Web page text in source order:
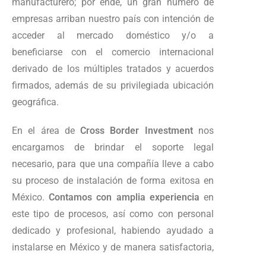
manufacturero; por ende, un gran número de
empresas arriban nuestro país con intención de
acceder al mercado doméstico y/o a
beneficiarse con el comercio internacional
derivado de los múltiples tratados y acuerdos
firmados, además de su privilegiada ubicación
geográfica.
En el área deCross Border Investmentnos
encargamos de brindar el soporte legal
necesario, para que una compañía lleve a cabo
su proceso de instalación de forma exitosa en
México. Contamos con amplia experiencia en
este tipo de procesos, así como con personal
dedicado y profesional, habiendo ayudado a
instalarse en México y de manera satisfactoria,